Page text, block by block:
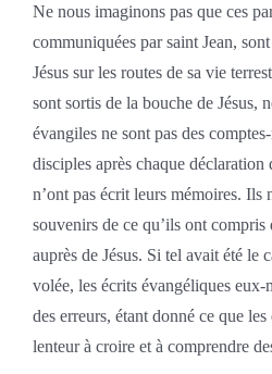
Ne nous imaginons pas que ces
communiquées par saint Jean,
Jésus sur les routes de sa vie
sont sortis de la bouche de Jésus,
évangiles ne sont pas des
disciples après chaque déclaration
n’ont pas écrit leurs mémoires. Ils
souvenirs de ce qu’ils ont
auprès de Jésus. Si tel avait été le
volée, les écrits évangéliques eux-
des erreurs, étant donné ce que
lenteur à croire et à comprendre